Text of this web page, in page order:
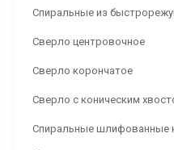
Спиральные из
Сверло центровочное
Сверло корончатое
Сверло с коническим
Спиральные шлифованные